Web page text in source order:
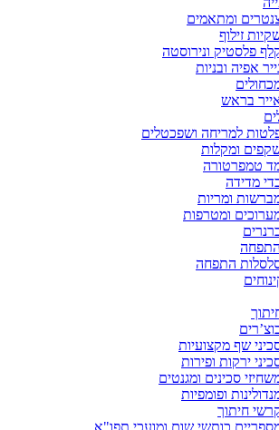
ומתאמים
זילוף
פלסטיק ונירוסטה
אפיה ובניות
בראש
למריחה ושפכטלים
ומקלות
טמפרטורה
מדידה
ומריות
ומטרפות
התפחה
שף מקצועיות
ירקות ופירות
סכינים ומגנטים
ופומפיות
חיתוך
כותשי שום ומועכי תפו"א